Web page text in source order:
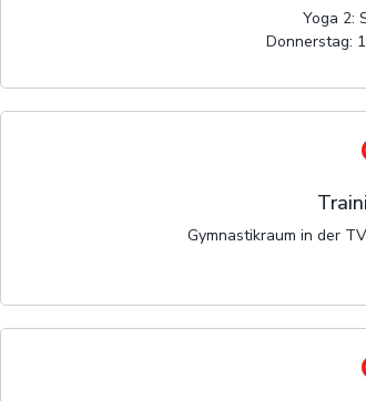
Yoga 2:
Donnerstag:
Gymnastikraum in der